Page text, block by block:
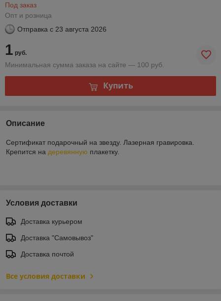
Под заказ
Опт и розница
Отправка с 23 августа 2026
1 руб.
Минимальная сумма заказа на сайте — 100 руб.
Купить
Описание
Сертификат подарочный на звезду. Лазерная гравировка.
Крепится на деревянную плакетку.
Условия доставки
Доставка курьером
Доставка "Самовывоз"
Доставка почтой
Все условия доставки